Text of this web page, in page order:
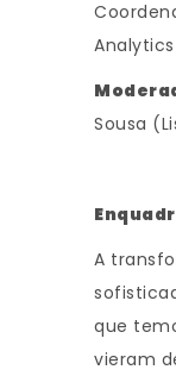
Sousa
A
que
vieram